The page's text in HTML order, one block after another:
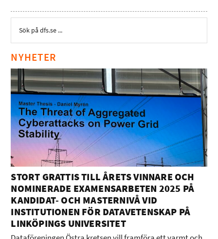
NYHETER
STORT GRATTIS TILL ÅRETS VINNARE OCH
NOMINERADE EXAMENSARBETEN 2025 PÅ
KANDIDAT- OCH MASTERNIVÅ VID
INSTITUTIONEN FÖR DATAVETENSKAP PÅ
LINKÖPINGS UNIVERSITET